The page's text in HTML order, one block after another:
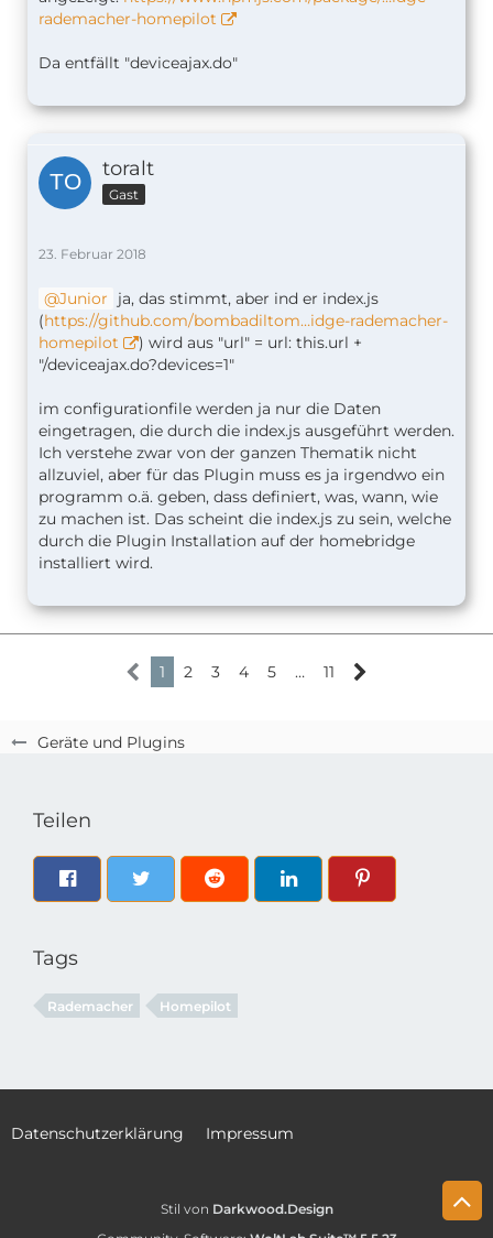
Geräte und Plugins
rademacher-homepilot
Da entfällt "deviceajax.do"
toralt
Gast
23. Februar 2018
Junior
ja, das stimmt, aber ind er index.js
(https://github.com/bombadiltom…idge-rademacher-
homepilot
) wird aus "url" = url: this.url +
"/deviceajax.do?devices=1"
im configurationfile werden ja nur die Daten
eingetragen, die durch die index.js ausgeführt werden.
Ich verstehe zwar von der ganzen Thematik nicht
allzuviel, aber für das Plugin muss es ja irgendwo ein
programm o.ä. geben, dass definiert, was, wann, wie
zu machen ist. Das scheint die index.js zu sein, welche
durch die Plugin Installation auf der homebridge
installiert wird.
1 2 3 4 5 … 11
Teilen
Tags
Rademacher Homepilot
Datenschutzerklärung Impressum
Stil von Darkwood.Design